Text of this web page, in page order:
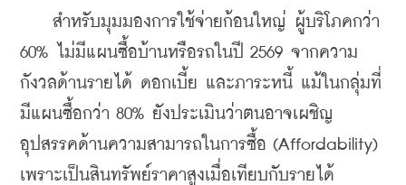
สำหรับมุมมองการใช้จ่ายก้อนใหญ่ ผู้บริโภคกว่า
60% ไม่มีแผนซื้อบ้านหรือรถในปี 2569 จากความ
กังวลด้านรายได้ ดอกเบี้ย และภาระหนี้ แม้ในกลุ่มที่
มีแผนซื้อกว่า 80% ยังประเมินว่าตนอาจเผชิญ
อุปสรรคด้านความสามารถในการซื้อ (Affordability)
เพราะเป็นสินทรัพย์ราคาสูงเมื่อเทียบกับรายได้